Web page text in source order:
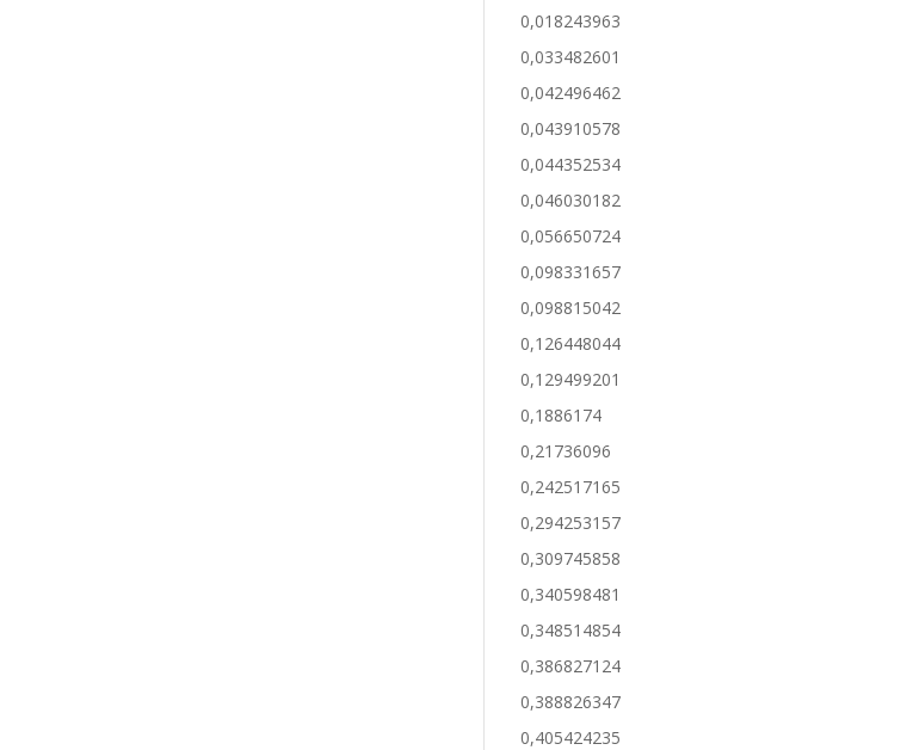
0,018243963
0,033482601
0,042496462
0,043910578
0,044352534
0,046030182
0,056650724
0,098331657
0,098815042
0,126448044
0,129499201
0,1886174
0,21736096
0,242517165
0,294253157
0,309745858
0,340598481
0,348514854
0,386827124
0,388826347
0,405424235